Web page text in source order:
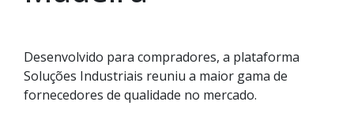
Desenvolvido para compradores, a plataforma
Soluções Industriais reuniu a maior gama de
fornecedores de qualidade no mercado.